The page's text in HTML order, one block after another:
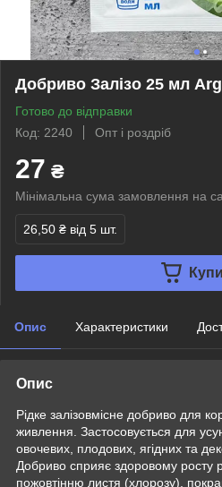
Добриво Залізо 25 мл
Готово до відправки
Код: 2240
Опт і роздріб
27 ₴
Мінімальна сума замовлення на
26,50 ₴ від 5 шт.
Опис Характеристики
Опис
Рідке залізовмісне добриво для
живлення. Застосовується для
овочевих, плодових, ягідних та
Добриво сприяє здоровому росту
пожовтінню листя (хлорозу),